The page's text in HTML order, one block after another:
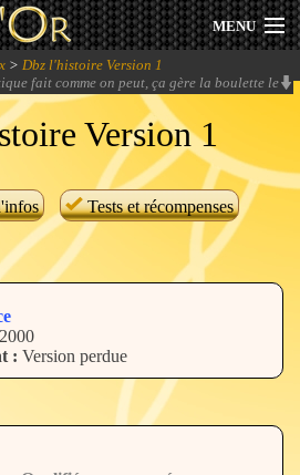
MENU
> Dbz l'histoire Version 1
fait comme on peut, ça gère la boulette le
c'est de l'after effet? Première?
Version 1
Tests et récompenses
: Version perdue